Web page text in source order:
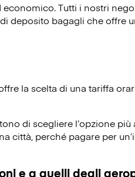
Tutti i nostri
deposito bagagli che offre
la scelta di una tariffa
di scegliere l’opzione più
città, perché pagare per
e a quelli degli